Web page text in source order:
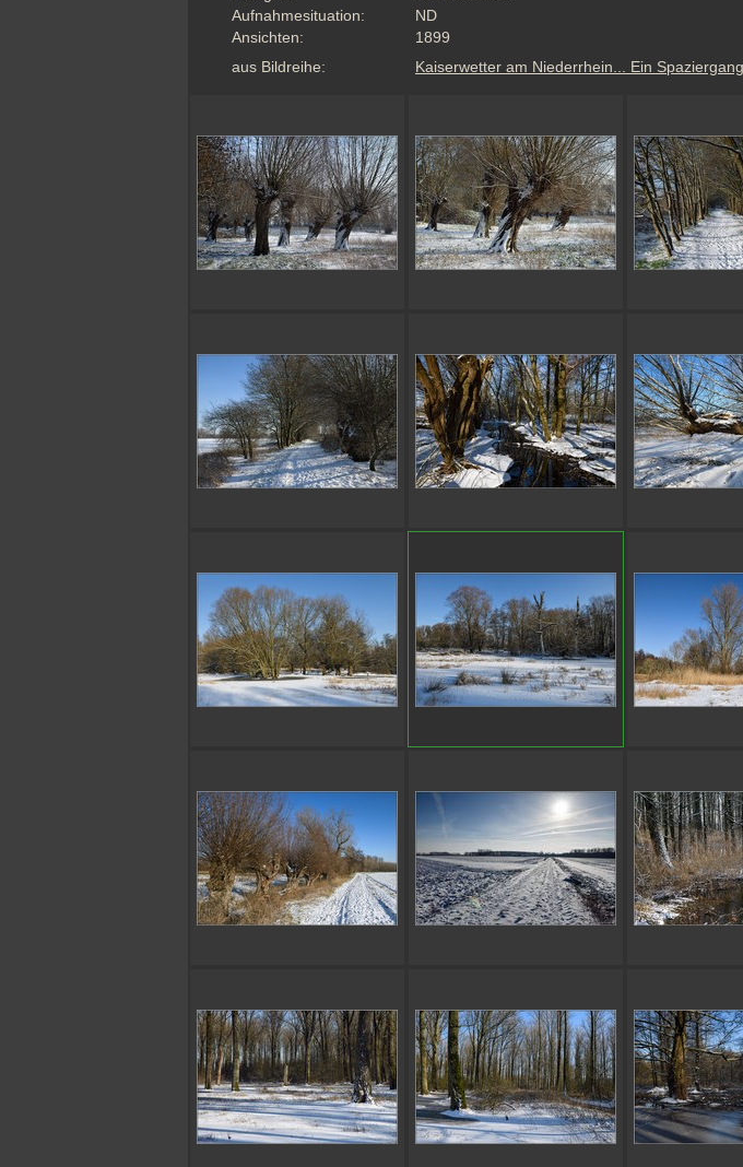
Aufnahmesituation:
ND
Ansichten:
1899
aus Bildreihe:
Kaiserwetter am Niederrhein... Ein